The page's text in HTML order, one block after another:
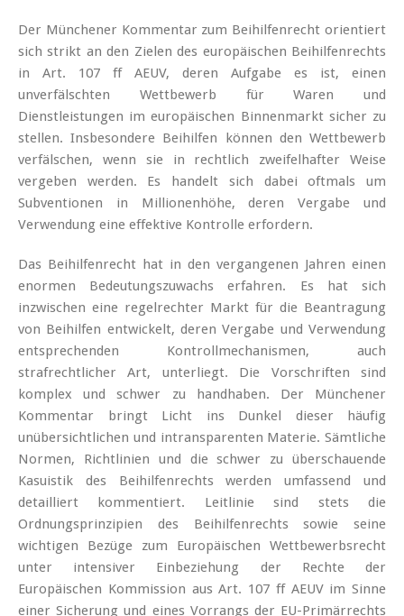
Der Münchener Kommentar zum Beihilfenrecht orientiert
sich strikt an den Zielen des europäischen Beihilfenrechts
in Art. 107 ff AEUV, deren Aufgabe es ist, einen
unverfälschten Wettbewerb für Waren und
Dienstleistungen im europäischen Binnenmarkt sicher zu
stellen. Insbesondere Beihilfen können den Wettbewerb
verfälschen, wenn sie in rechtlich zweifelhafter Weise
vergeben werden. Es handelt sich dabei oftmals um
Subventionen in Millionenhöhe, deren Vergabe und
Verwendung eine effektive Kontrolle erfordern.
Das Beihilfenrecht hat in den vergangenen Jahren einen
enormen Bedeutungszuwachs erfahren. Es hat sich
inzwischen eine regelrechter Markt für die Beantragung
von Beihilfen entwickelt, deren Vergabe und Verwendung
entsprechenden Kontrollmechanismen, auch
strafrechtlicher Art, unterliegt. Die Vorschriften sind
komplex und schwer zu handhaben. Der Münchener
Kommentar bringt Licht ins Dunkel dieser häufig
unübersichtlichen und intransparenten Materie. Sämtliche
Normen, Richtlinien und die schwer zu überschauende
Kasuis­tik des Beihilfenrechts werden umfassend und
detailliert kommentiert. Leitlinie sind stets die
Ordnungsprinzipien des Beihilfenrechts sowie seine
wichtigen Bezüge zum Euro­päischen Wettbewerbsrecht
unter intensiver Einbeziehung der Rechte der
Europäischen Kommission aus Art. 107 ff AEUV im Sinne
einer Sicherung und eines Vorrangs der EU-Primärrechts